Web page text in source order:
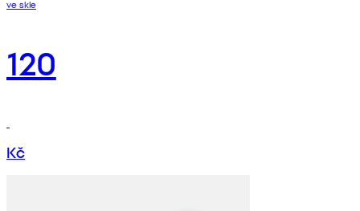
ve skle
120
Kč